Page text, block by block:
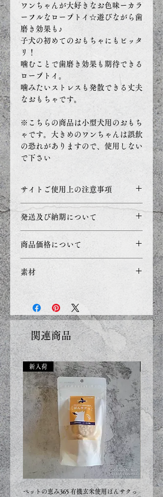
ワンちゃんが大好きなお色味ーカラ
ーフルなロープトイ☆遊びながら歯
磨き効果も♪
子犬の初めてのおもちゃにもピッタ
リ！
噛むことで歯磨き効果も期待できる
ロープトイ。
噛みたいストレスも発散できる丈夫
なおもちゃです。
※こちらの商品は小型犬用のおもち
ゃです。大きめのワンちゃんは誤飲
の恐れがありますので、使用しない
で下さい
サイトご使用上の注意事項
・ご利用のブラウザ環境や
PC・モニターの設定などによ
り正確な色を表現できず、実際
の製品と若干色合いが異なる事
があります。
発送及び納期について
即納商品の場合：
ご入金を確認した次第、発送を
ます）
ご入金を確認後、14日前後納品
メーカーの遅延があった場合、
予定より遅れることがございま
す。
受注商品の場合：
ご入金を確認した次第、製作を
始めさせていただきます
納期７日間前後
複数の商品をご注文いただ
いた場合、一番遅い受注商
品に合わせた出荷になりま
す。
納品日ごとの別送をご希望
商品価格について
込み）での表示としておりま
素材
関連商品
新入荷
ペットの恵み365 有機玄米使用ぽんサクっ
新入荷
ペット